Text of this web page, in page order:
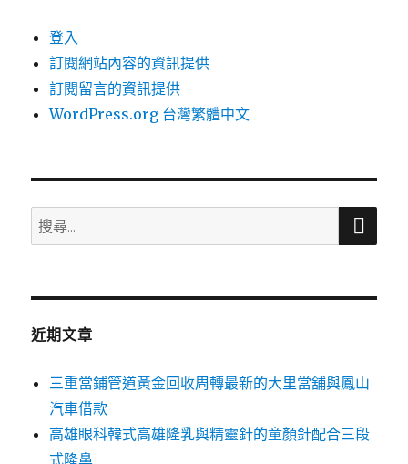
登入
訂閱網站內容的資訊提供
訂閱留言的資訊提供
WordPress.org 台灣繁體中文
搜
尋
鍵
搜
近期文章
三重當鋪管道黃金回收周轉最新的大里當舖與鳳山
汽車借款
高雄眼科韓式高雄隆乳與精靈針的童顏針配合三段
式隆鼻